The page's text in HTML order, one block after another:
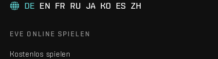
DE EN FR RU JA KO ES ZH
EVE ONLINE SPIELEN
Kostenlos spielen